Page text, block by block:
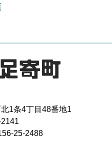
1条4丁目48番地1
25-2488